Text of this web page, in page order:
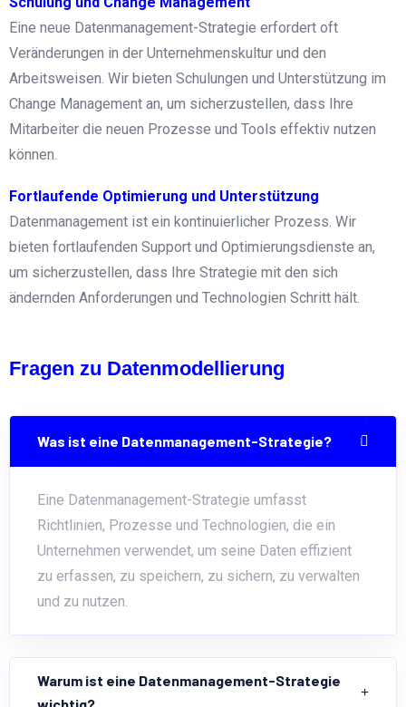
Eine neue Datenmanagement-Strategie erfordert oft
Veränderungen in der Unternehmenskultur und den
Arbeitsweisen. Wir bieten Schulungen und Unterstützung im
Change Management an, um sicherzustellen, dass Ihre
Mitarbeiter die neuen Prozesse und Tools effektiv nutzen
können.
Fortlaufende Optimierung und Unterstützung
Datenmanagement ist ein kontinuierlicher Prozess. Wir
bieten fortlaufenden Support und Optimierungsdienste an,
um sicherzustellen, dass Ihre Strategie mit den sich
ändernden Anforderungen und Technologien Schritt hält.
Fragen zu Datenmodellierung
Was ist eine Datenmanagement-Strategie?
Eine Datenmanagement-Strategie umfasst
Richtlinien, Prozesse und Technologien, die ein
Unternehmen verwendet, um seine Daten effizient
zu erfassen, zu speichern, zu sichern, zu verwalten
und zu nutzen.
Warum ist eine Datenmanagement-Strategie